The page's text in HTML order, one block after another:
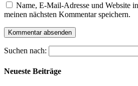
Name, E-Mail-Adresse und Website
meinen nächsten Kommentar speichern.
Suchen nach:
Neueste Beiträge